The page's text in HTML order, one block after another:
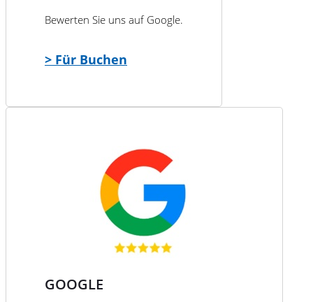
Bewerten Sie uns auf Google.
> Für Buchen
GOOGLE